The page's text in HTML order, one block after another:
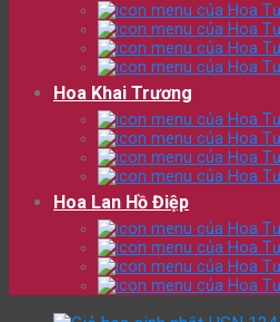
Hoa Khai Trương
Hoa Lan Hồ Điệp